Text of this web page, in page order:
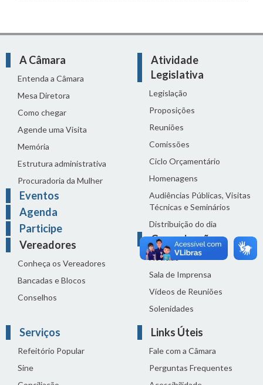
A Câmara
Entenda a Câmara
Mesa Diretora
Como chegar
Agende uma Visita
Memória
Estrutura administrativa
Procuradoria da Mulher
Eventos
Agenda
Participe
Vereadores
Conheça os Vereadores
Bancadas e Blocos
Conselhos
Atividade
Legislativa
Legislação
Proposições
Reuniões
Comissões
Ciclo Orçamentário
Homenagens
Audiências Públicas, Visitas
Técnicas e Seminários
Distribuição do dia
Comunicação
Notícias
Sala de Imprensa
Vídeos de Reuniões
Solenidades
Serviços
Refeitório Popular
Sine
Links Úteis
Fale com a Câmara
Perguntas Frequentes